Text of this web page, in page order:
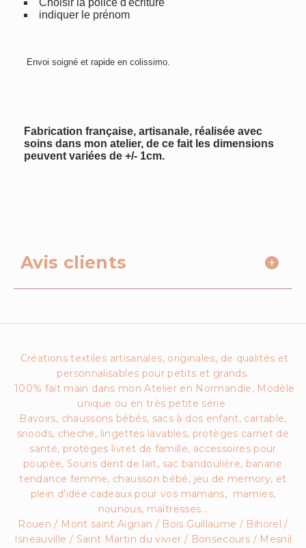
Choisir la police d'écriture
indiquer le prénom
Envoi soigné et rapide en colissimo.
Fabrication française, artisanale, réalisée avec
soins dans mon atelier, de ce fait les dimensions
peuvent variées de +/- 1cm.
Avis clients
Créations textiles artisanales, originales, de qualités et
personnalisables pour petits et grands.
100% fait main dans mon Atelier en Normandie, Modèle
unique ou en très petite série
Bavoirs, chaussons bébés, sacs à dos enfant, cartable,
snoods, cheche, lingettes lavables, protèges carnet de
santé, protèges livret de famille, accessoires pour
poupée, Souris dent de lait, sac bandoulière, banane
tendance femme, chausson bébé, jeu de memory, et
plein d'idée cadeaux pour vos mamans, mamies,
nounous, maîtresses...
Rouen / Mont saint Aignan / Bois Guillaume / Bihorel /
Isneauville / Saint Martin du vivier / Bonsecours / Mesnil